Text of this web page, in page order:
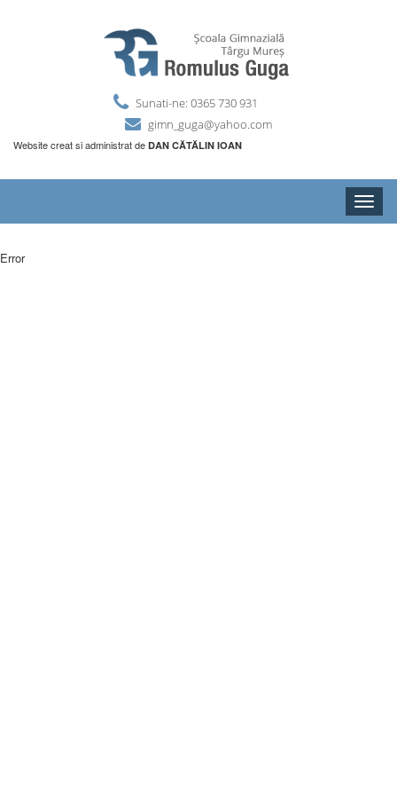
Sunati-ne: 0365 730 931
gimn_guga@yahoo.com
Website creat si administrat de DAN CĂTĂLIN IOAN
Toggle
Error